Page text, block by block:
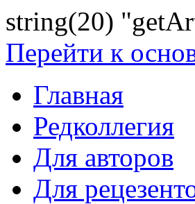
string(20)
Перейти к
Главная
Редколлегия
Для авторов
Для